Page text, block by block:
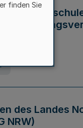
der
des Landes
NRW)
finden Sie